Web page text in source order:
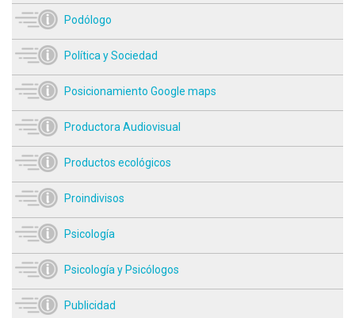
Podólogo
Política y Sociedad
Posicionamiento Google maps
Productora Audiovisual
Productos ecológicos
Proindivisos
Psicología
Psicología y Psicólogos
Publicidad